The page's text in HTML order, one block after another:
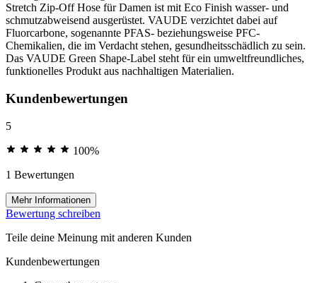
Stretch Zip-Off Hose für Damen ist mit Eco Finish wasser- und
schmutzabweisend ausgerüstet. VAUDE verzichtet dabei auf
Fluorcarbone, sogenannte PFAS- beziehungsweise PFC-
Chemikalien, die im Verdacht stehen, gesundheitsschädlich zu sein.
Das VAUDE Green Shape-Label steht für ein umweltfreundliches,
funktionelles Produkt aus nachhaltigen Materialien.
Kundenbewertungen
5
100%
1 Bewertungen
Mehr Informationen
Bewertung schreiben
Teile deine Meinung mit anderen Kunden
Kundenbewertungen